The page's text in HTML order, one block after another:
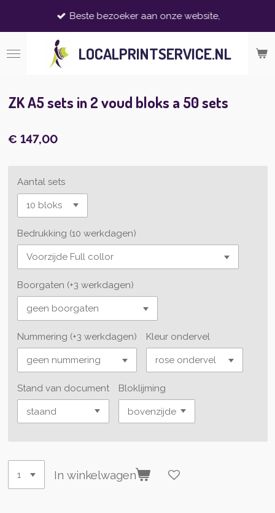
de
hoofdinhoud
LOCALPRINTSERVICE.NL
Beste bezoeker aan onze website,
ZK A5 sets in 2 voud bloks a 50 sets
€ 147,00
Aantal sets
Bedrukking (10 werkdagen)
Boorgaten (+3 werkdagen)
Nummering (+3 werkdagen) Kleur ondervel
Stand van document Bloklijming
In winkelwagen